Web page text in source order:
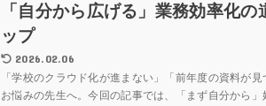
「自分から広げる」業務効率化の
ップ
2026.02.06
「学校のクラウド化が進まない」「前年度の資料が見
お悩みの先生へ。今回の記事では、「まず自分から」